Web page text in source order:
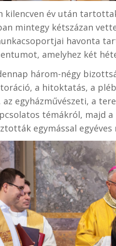
kilencven év után
mintegy kétszázan
havonta
amelyhez két
három-négy
a hitoktatás, a
egyházművészeti, a
témákról, majd
egymással